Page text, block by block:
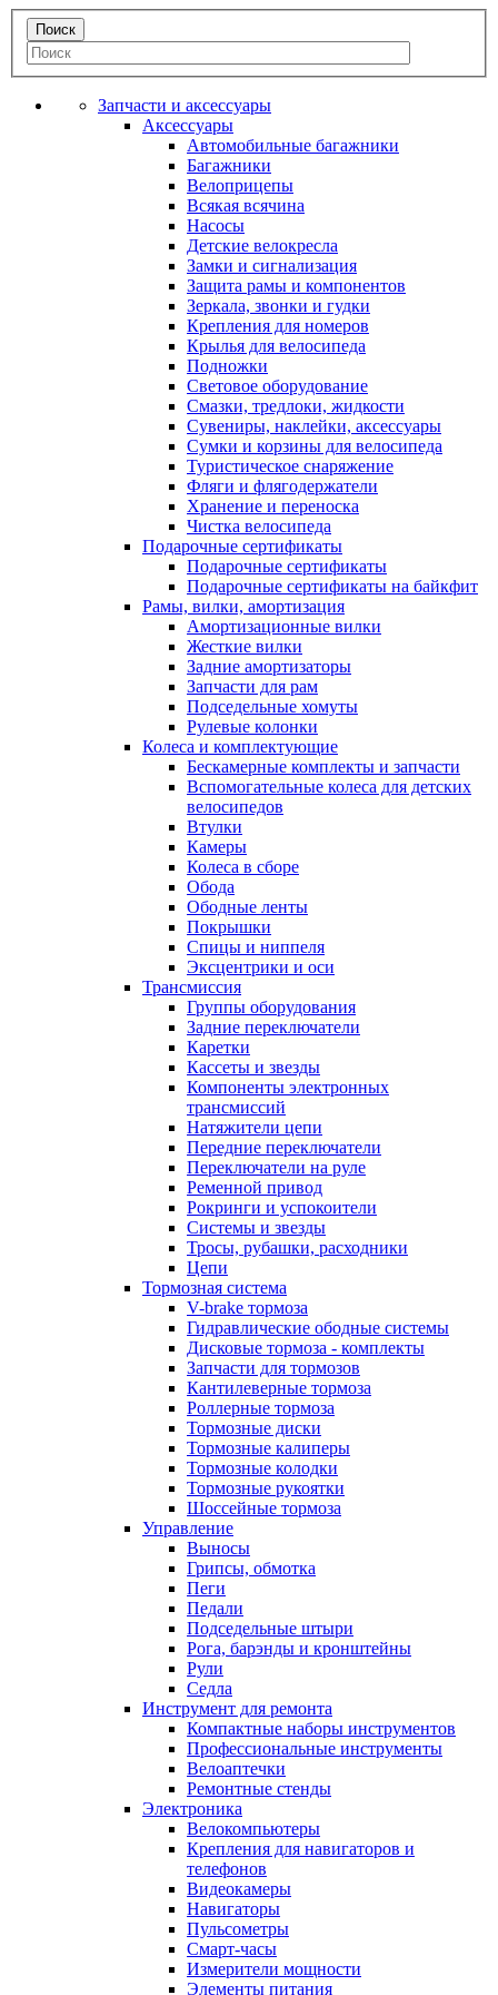
Запчасти и аксессуары
Аксессуары
Автомобильные багажники
Багажники
Велоприцепы
Всякая всячина
Насосы
Детские велокресла
Замки и сигнализация
Защита рамы и компонентов
Зеркала, звонки и гудки
Крепления для номеров
Крылья для велосипеда
Подножки
Световое оборудование
Смазки, тредлоки, жидкости
Сувениры, наклейки, аксессуары
Сумки и корзины для велосипеда
Туристическое снаряжение
Фляги и флягодержатели
Хранение и переноска
Чистка велосипеда
Подарочные сертификаты
Подарочные сертификаты
Подарочные сертификаты на байкфит
Рамы, вилки, амортизация
Амортизационные вилки
Жесткие вилки
Задние амортизаторы
Запчасти для рам
Подседельные хомуты
Рулевые колонки
Колеса и комплектующие
Бескамерные комплекты и запчасти
Вспомогательные колеса для детских
велосипедов
Втулки
Камеры
Колеса в сборе
Обода
Ободные ленты
Покрышки
Спицы и ниппеля
Эксцентрики и оси
Трансмиссия
Группы оборудования
Задние переключатели
Каретки
Кассеты и звезды
Компоненты электронных
трансмиссий
Натяжители цепи
Передние переключатели
Переключатели на руле
Ременной привод
Рокринги и успокоители
Системы и звезды
Тросы, рубашки, расходники
Цепи
Тормозная система
V-brake тормоза
Гидравлические ободные системы
Дисковые тормоза - комплекты
Запчасти для тормозов
Кантилеверные тормоза
Роллерные тормоза
Тормозные диски
Тормозные калиперы
Тормозные колодки
Тормозные рукоятки
Шоссейные тормоза
Управление
Выносы
Грипсы, обмотка
Пеги
Педали
Подседельные штыри
Рога, барэнды и кронштейны
Рули
Седла
Инструмент для ремонта
Компактные наборы инструментов
Профессиональные инструменты
Велоаптечки
Ремонтные стенды
Электроника
Велокомпьютеры
Крепления для навигаторов и
телефонов
Видеокамеры
Навигаторы
Пульсометры
Смарт-часы
Измерители мощности
Элементы питания